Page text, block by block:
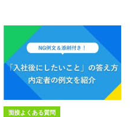
面接よくある質問